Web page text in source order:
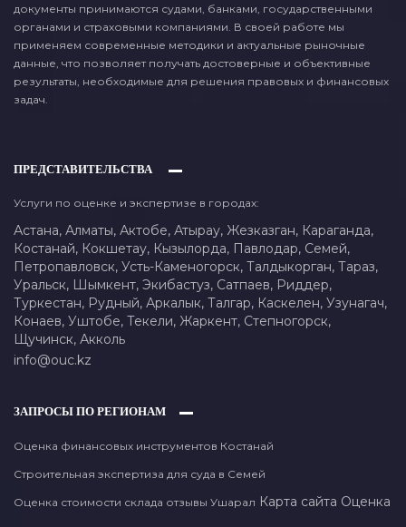
документы принимаются судами, банками, государственными
органами и страховыми компаниями. В своей работе мы
применяем современные методики и актуальные рыночные
данные, что позволяет получать достоверные и объективные
результаты, необходимые для решения правовых и финансовых
задач.
ПРЕДСТАВИТЕЛЬСТВА
Услуги по оценке и экспертизе в городах:
Астана, Алматы, Актобе, Атырау, Жезказган, Караганда,
Костанай, Кокшетау, Кызылорда, Павлодар, Семей,
Петропавловск, Усть-Каменогорск, Талдыкорган, Тараз,
Уральск, Шымкент, Экибастуз, Сатпаев, Риддер,
Туркестан, Рудный, Аркалык, Талгар, Каскелен, Узунагач,
Конаев, Уштобе, Текели, Жаркент, Степногорск,
Щучинск, Акколь
info@ouc.kz
ЗАПРОСЫ ПО РЕГИОНАМ
Оценка финансовых инструментов Костанай
Строительная экспертиза для суда в Семей
Оценка стоимости склада отзывы Ушарал Карта сайта Оценка